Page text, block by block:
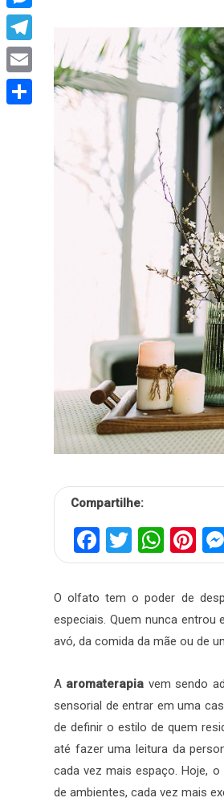
Compartilhe:
Facebook
Twitter
O olfato tem o poder de
especiais. Quem nunca
avó, da comida da mãe ou de
A aromaterapia vem sendo
sensorial de entrar em uma
de definir o estilo de quem
até fazer uma leitura da
cada vez mais espaço. Hoje,
de ambientes, cada vez mais
Messenger
Telegram
Email